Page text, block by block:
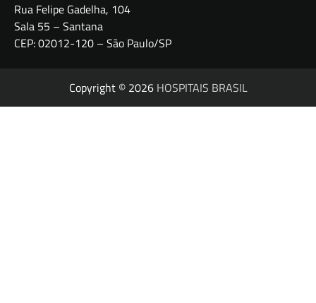
Rua Felipe Gadelha, 104
Sala 55 – Santana
CEP: 02012-120 – São Paulo/SP
Copyright © 2026 HOSPITAIS BRASIL